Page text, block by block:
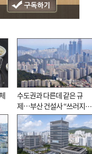
수도권과 다른데 같은 규
제…부산 건설사 “쓰러지기
직전”